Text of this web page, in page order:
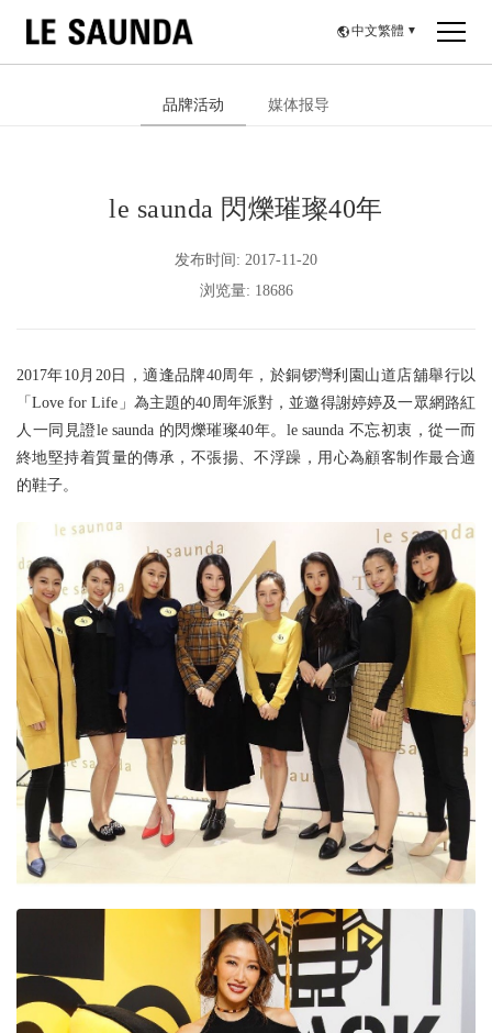
中文繁體 ▼
品牌活动 媒体报导
le saunda 閃爍璀璨40年
发布时间: 2017-11-20
浏览量: 18686
2017年10月20日，適逢品牌40周年，於銅锣灣利園山道店舖舉行以
「Love for Life」為主題的40周年派對，並邀得謝婷婷及一眾網路紅
人一同見證le saunda 的閃爍璀璨40年。le saunda 不忘初衷，從一而
終地堅持着質量的傳承，不張揚、不浮躁，用心為顧客制作最合適
的鞋子。